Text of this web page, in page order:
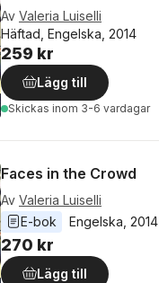
Av Valeria Luiselli
Häftad, Engelska, 2014
259 kr
Lägg till
Skickas inom 3-6 vardagar
Faces in the Crowd
Av Valeria Luiselli
E-bok
Engelska 2014
270 kr
Lägg till